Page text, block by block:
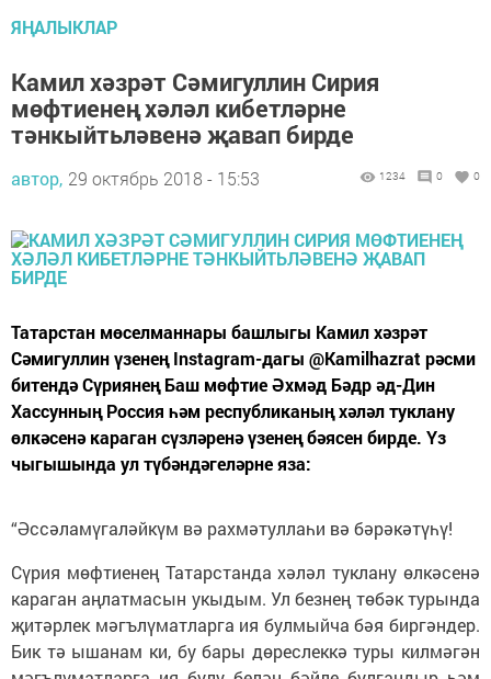
ЯҢАЛЫКЛАР
Камил хәзрәт Сәмигуллин Сирия
мөфтиенең хәләл кибетләрне
тәнкыйтьләвенә җавап бирде
автор, 29 октябрь 2018 - 15:53 1234 0 0
Татарстан мөселманнары башлыгы Камил хәзрәт
Сәмигуллин үзенең Instagram-дагы @Kamilhazrat рәсми
битендә Сүриянең Баш мөфтие Әхмәд Бәдр әд-Дин
Хассунның Россия һәм республиканың хәләл туклану
өлкәсенә караган сүзләренә үзенең бәясен бирде. Үз
чыгышында ул түбәндәгеләрне яза:
“Әссәламүгаләйкүм вә рахмәтуллаһи вә бәрәкәтүһү!
Сүрия мөфтиенең Татарстанда хәләл туклану өлкәсенә
караган аңлатмасын укыдым. Ул безнең төбәк турында
җитәрлек мәгълүматларга ия булмыйча бәя биргәндер.
Бик тә ышанам ки, бу бары дөреслеккә туры килмәгән